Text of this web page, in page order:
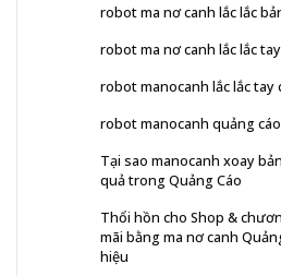
robot ma nơ canh lắc lắc
robot ma nơ canh lắc lắc
robot manocanh lắc lắc tay
robot manocanh quảng cáo
Tại sao manocanh xoay
quả trong Quảng Cáo
Thổi hồn cho Shop &
mãi bằng ma nơ canh
hiệu